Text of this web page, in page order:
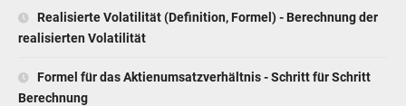
Realisierte Volatilität (Definition, Formel) - Berechnung der
realisierten Volatilität
Formel für das Aktienumsatzverhältnis - Schritt für Schritt
Berechnung